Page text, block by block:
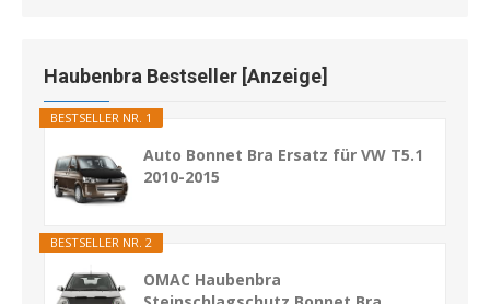
Haubenbra Bestseller [Anzeige]
BESTSELLER NR. 1
Auto Bonnet Bra Ersatz für VW T5.1
2010-2015
BESTSELLER NR. 2
OMAC Haubenbra